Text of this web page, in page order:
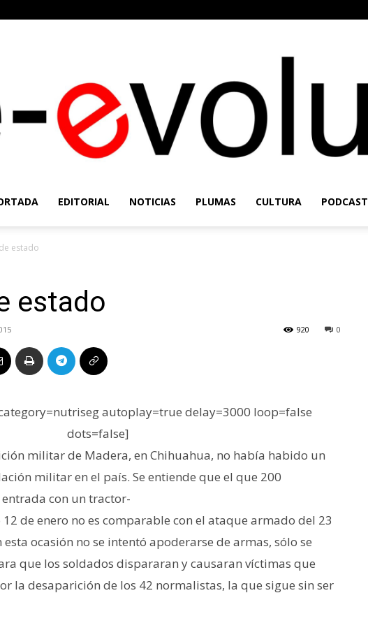
EDITORIAL NOTICIAS PLUMAS CULTURA PODCAST
estado
estado
0
920
autoplay=true delay=3000 loop=false
dots=false]
militar de Madera, en Chihuahua, no había habido un
militar en el país. Se entiende que el que 200
con un tractor-
de enero no es comparable con el ataque armado del 23
ocasión no se intentó apoderarse de armas, sólo se
que los soldados dispararan y causaran víctimas que
la desaparición de los 42 normalistas, la que sigue sin ser